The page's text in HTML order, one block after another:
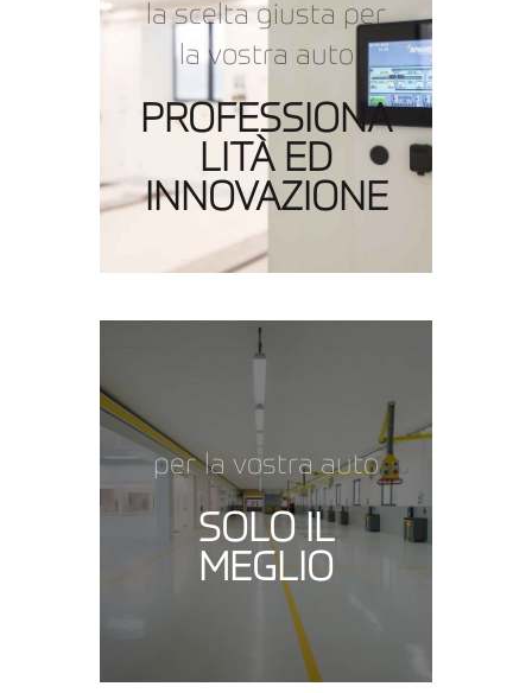
la scelta giusta per
la vostra auto
PROFESSIONA
LITÀ ED
INNOVAZIONE
per la vostra auto
SOLO IL
MEGLIO